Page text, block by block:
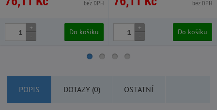
bez DPH
+
-
Do košíku
bez DPH
+
-
Do košíku
POPIS DOTAZY (0) OSTATNÍ